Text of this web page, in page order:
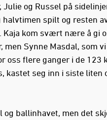
og Russel på
spilt og resten
Kaja kom svært nære å gi
men Synne Masdal, som
oss flere ganger i de 123
kastet seg inn i siste liten
og ballinhavet, men det